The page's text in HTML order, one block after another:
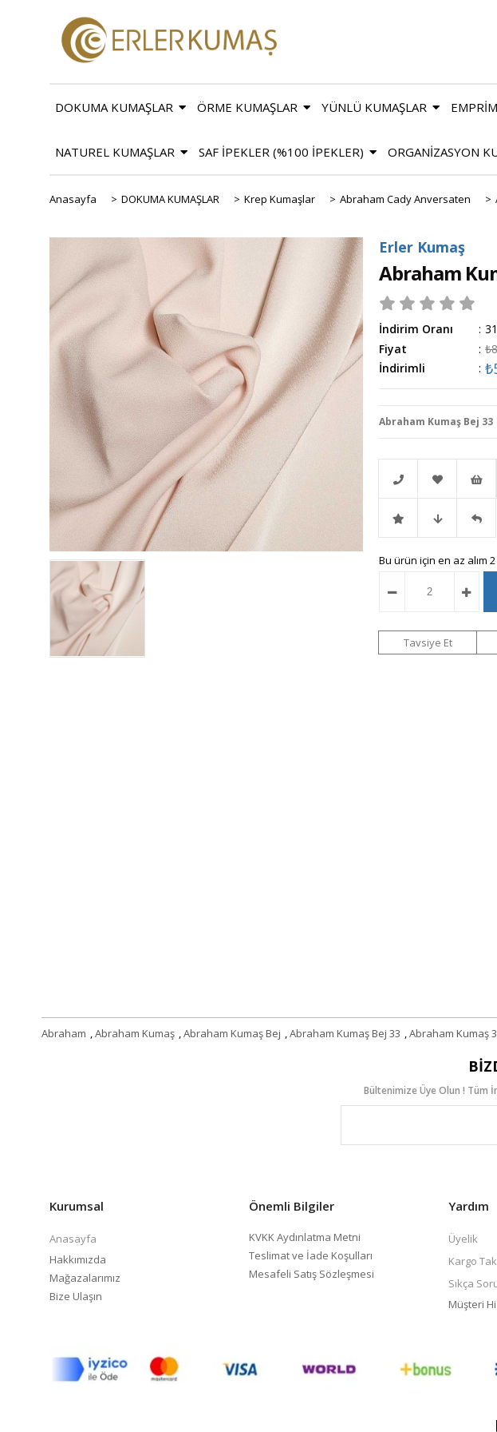
DOKUMA KUMAŞLAR ÖRME KUMAŞLAR YÜNLÜ KUMAŞLAR
NATUREL KUMAŞLAR SAF İPEKLER (%100 İPEKLER) ORGANİZASYON
Anasayfa > DOKUMA KUMAŞLAR > Krep Kumaşlar > Abraham Cady Anversaten >
Erler Kumaş
Abraham
İndirim Oranı : 31
Fiyat
:
İndirimli
:
Abraham Kumaş Bej 33
Telefonla
Sipariş
Favorilere
Ekle
İstek
Listeme
Ekle
İndirimli Fiyat
Düşünce
Haber
Gelince
Haber
Bu ürün için en az alım
Tavsiye Et
Abraham ,Abraham Kumaş ,Abraham Kumaş Bej ,Abraham Kumaş Bej 33 ,Abraham Kumaş
Bültenimize Üye Olun ! Tüm
Kurumsal
Anasayfa
Hakkımızda
Mağazalarımız
Bize Ulaşın
Önemli Bilgiler
KVKK Aydınlatma Metni
Teslimat ve İade Koşulları
Mesafeli Satış Sözleşmesi
Yardım
Üyelik
Kargo
Sıkça
Müşteri